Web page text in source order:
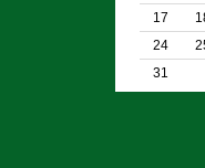
17
24
31